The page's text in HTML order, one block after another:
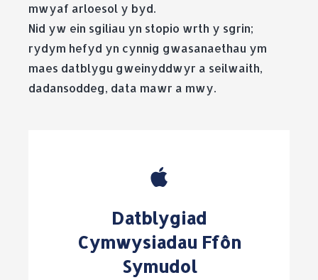
mwyaf arloesol y byd.
Nid yw ein sgiliau yn stopio wrth y sgrin;
rydym hefyd yn cynnig gwasanaethau ym
maes datblygu gweinyddwyr a seilwaith,
dadansoddeg, data mawr a mwy.
Datblygiad
Cymwysiadau Ffôn
Symudol